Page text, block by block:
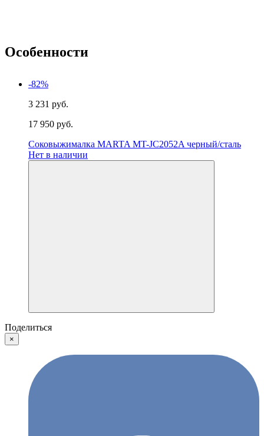
Особенности
-82%
3 231 руб.
17 950 руб.
Соковыжималка MARTA MT-JC2052A черный/сталь
Нет в наличии
Поделиться
×